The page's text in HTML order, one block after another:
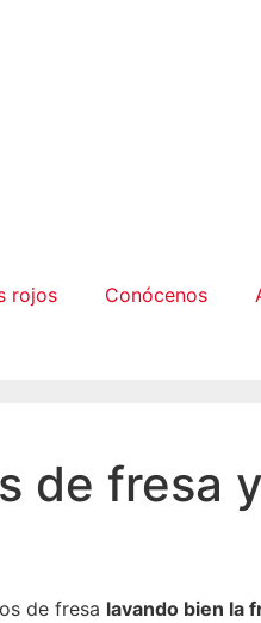
rojos Conócenos
de fresa
de fresa lavando bien la